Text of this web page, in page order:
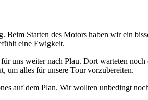
Starten des Motors haben wir ein
eine Ewigkeit.
uns weiter nach Plau. Dort warteten
um alles für unsere Tour vorzubereiten.
auf dem Plan. Wir wollten unbedingt